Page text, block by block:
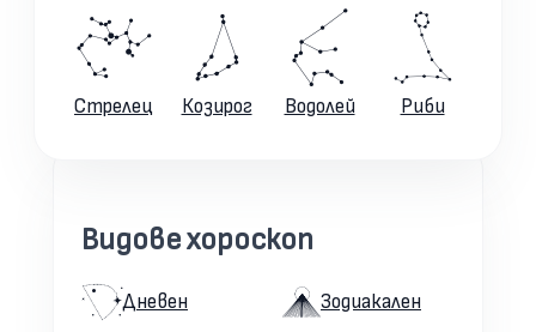
Стрелец Козирог Водолей Риби
Видове хороскоп
Дневен Зодиакален